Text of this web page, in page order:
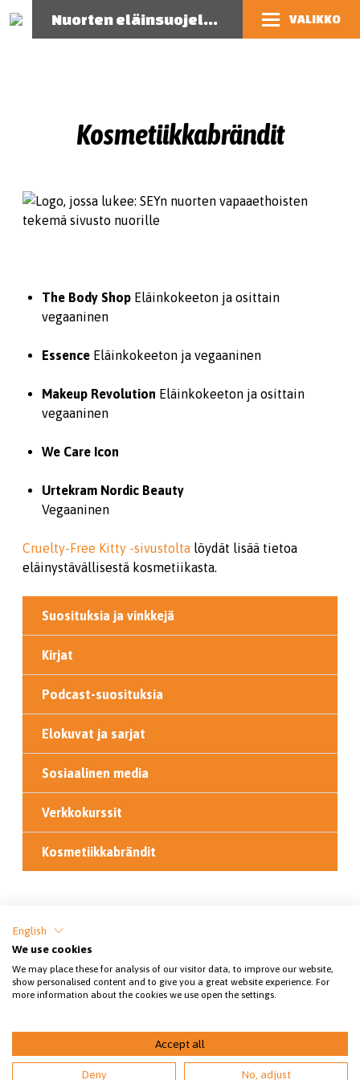
Nuorten eläinsuojelutoiminnan opas VALIKKO
Kosmetiikkabrändit
The Body Shop Eläinkokeeton ja osittain
vegaaninen
Essence Eläinkokeeton ja vegaaninen
Makeup Revolution Eläinkokeeton ja osittain
vegaaninen
We Care Icon
Urtekram Nordic Beauty
Vegaaninen
Cruelty-Free Kitty -sivustolta löydät lisää tietoa
eläinystävällisestä kosmetiikasta.
Suosituksia ja vinkkejä
Kirjat
Podcast-suosituksia
Elokuvat ja sarjat
Sosiaalinen media
Verkkokurssit
Kosmetiikkabrändit
© 2026 Nuorten eläinsuojelutoiminnan opas
English
We use cookies
We may place these for analysis of our visitor data, to improve our website,
show personalised content and to give you a great website experience. For
more information about the cookies we use open the settings.
Accept all
Deny No, adjust